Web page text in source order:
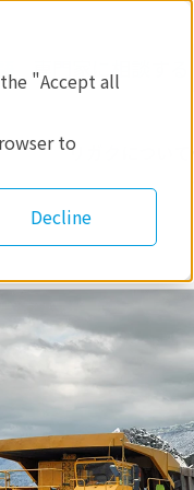
"Accept all
to
Decline
専門家に相談する
リガクについて​